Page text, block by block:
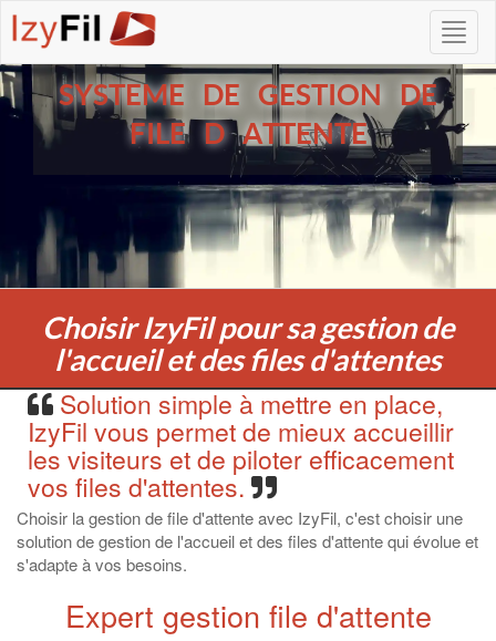
SYSTEME DE GESTION DE
FILE D ATTENTE
Choisir IzyFil pour sa gestion de
l'accueil et des files d'attentes
Solution simple à mettre en place,
IzyFil vous permet de mieux accueillir
les visiteurs et de piloter efficacement
vos files d'attentes.
Choisir la gestion de file d'attente avec IzyFil, c'est choisir une
solution de gestion de l'accueil et des files d'attente qui évolue et
s'adapte à vos besoins.
Expert gestion file d'attente